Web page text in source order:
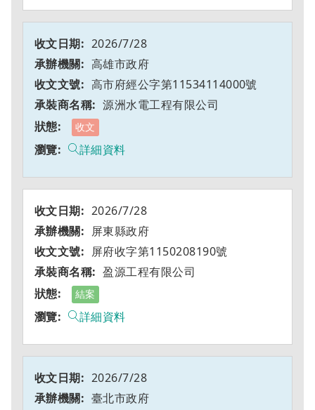
2026/7/28
高雄市政府
高市府經公字第11534114000號
源洲水電工程有限公司
收文
詳細資料
2026/7/28
屏東縣政府
屏府收字第1150208190號
盈源工程有限公司
結案
詳細資料
2026/7/28
臺北市政府